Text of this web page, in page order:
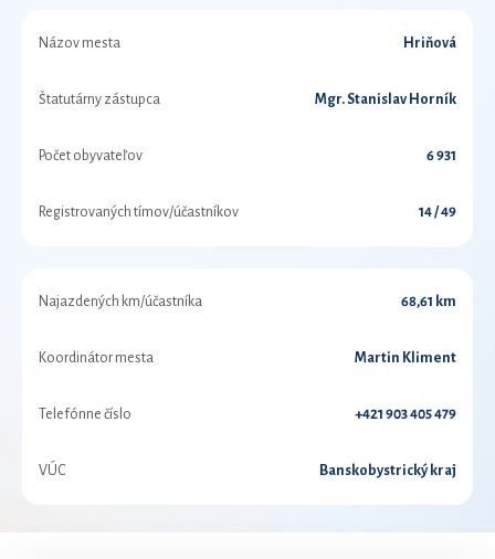
Názov mesta Hriňová
Štatutárny zástupca Mgr. Stanislav Horník
Počet obyvateľov 6 931
Registrovaných tímov/účastníkov 14 / 49
Najazdených km/účastníka 68,61 km
Koordinátor mesta Martin Kliment
Telefónne číslo +421 903 405 479
VÚC Banskobystrický kraj